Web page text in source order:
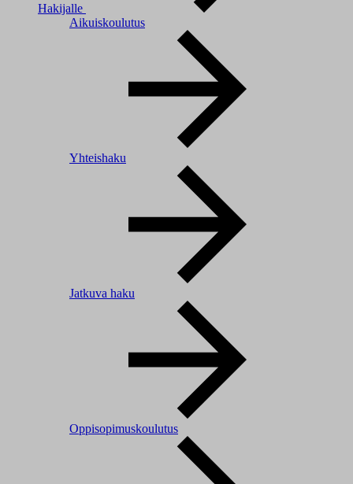
Hakijalle
Aikuiskoulutus
Yhteishaku
Jatkuva haku
Oppisopimuskoulutus